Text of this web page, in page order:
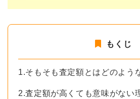
もくじ
1.そもそも査定額とはどのよう
2.査定額が高くても意味がない